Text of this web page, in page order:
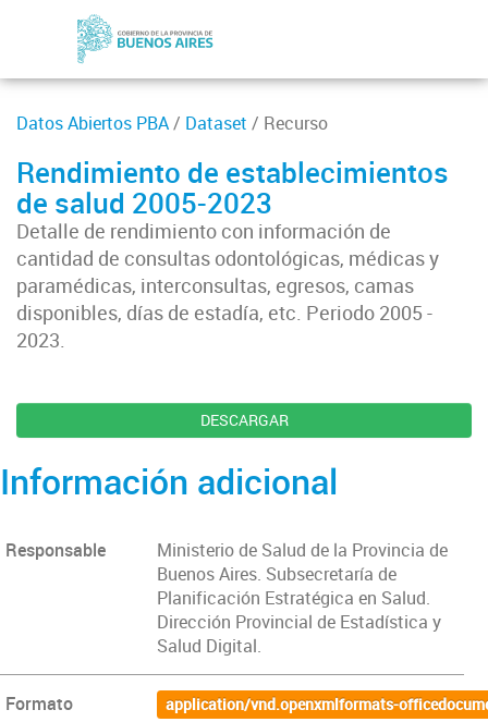
Datos Abiertos PBA/ Dataset / Recurso
Rendimiento de establecimientos
de salud 2005-2023
Detalle de rendimiento con información de
cantidad de consultas odontológicas, médicas y
paramédicas, interconsultas, egresos, camas
disponibles, días de estadía, etc. Periodo 2005 -
2023.
DESCARGAR
Información adicional
Responsable
Ministerio de Salud de la Provincia de
Buenos Aires. Subsecretaría de
Planificación Estratégica en Salud.
Dirección Provincial de Estadística y
Salud Digital.
Formato application/vnd.openxmlformats-